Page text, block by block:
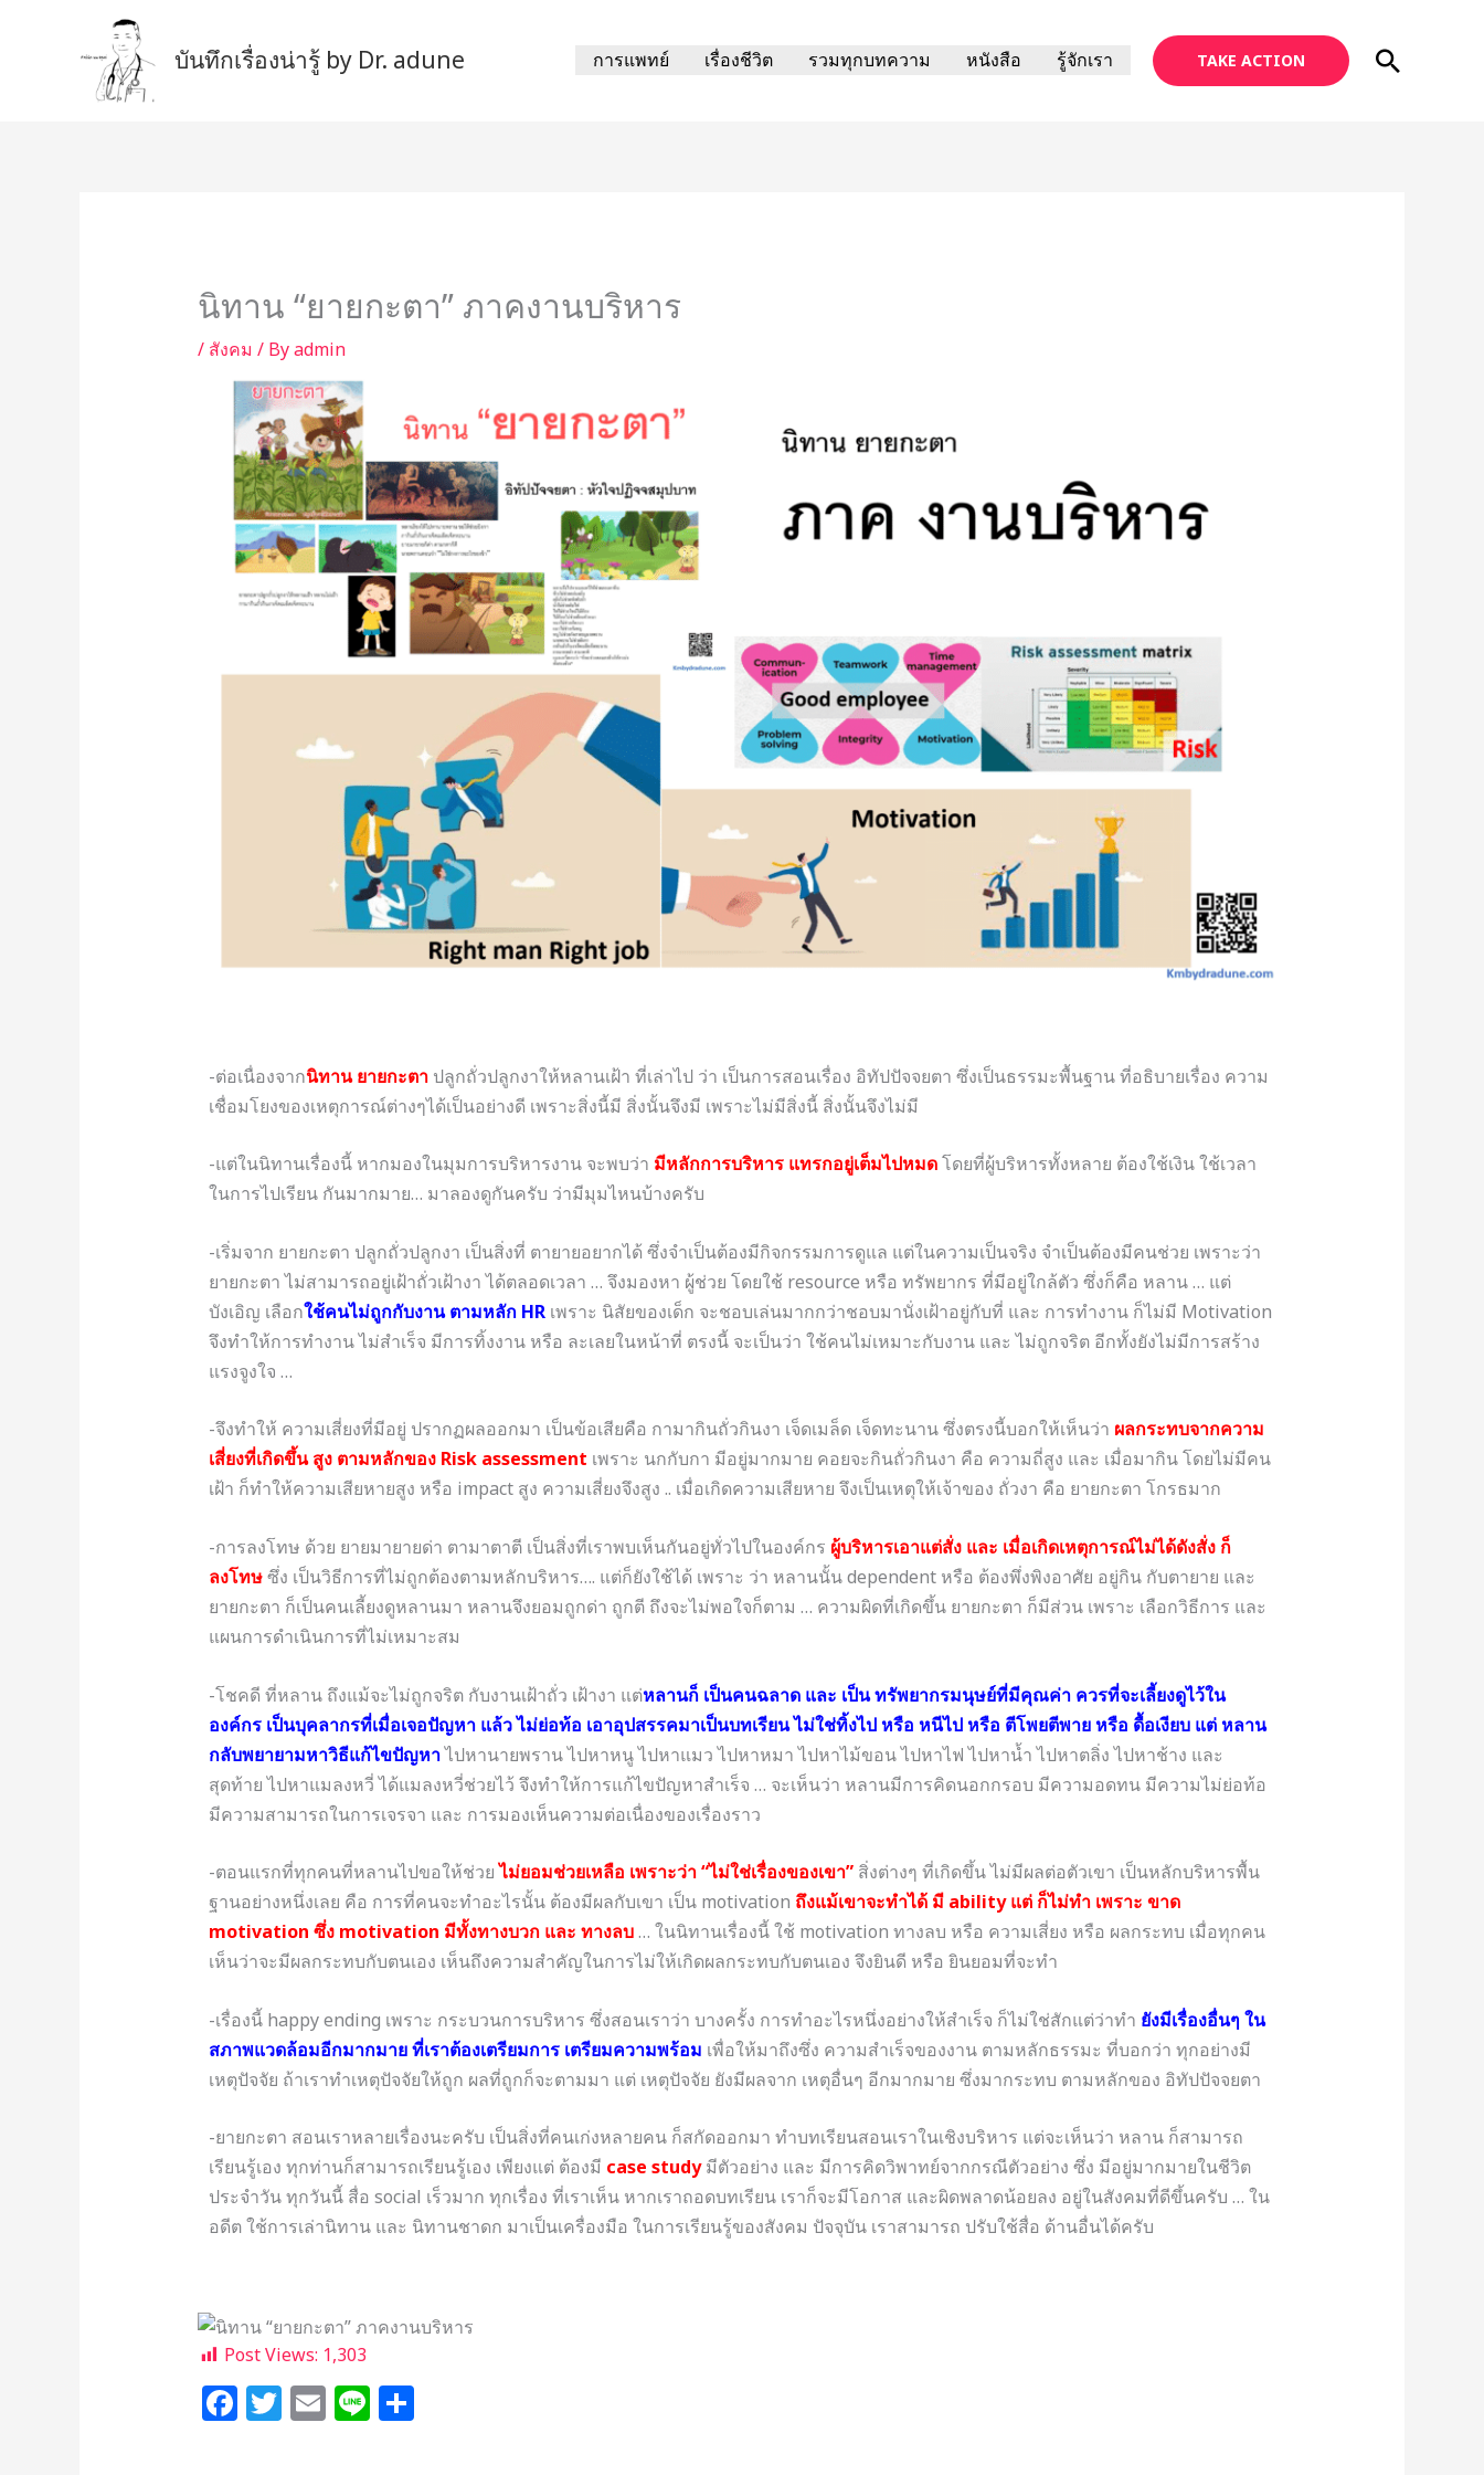
บันทึกเรื่องน่ารู้ by Dr. adune การแพทย์ เรื่องชีวิต รวมทุกบทความ หนังสือ รู้จักเรา TAKE ACTION Search
นิทาน “ยายกะตา” ภาคงานบริหาร
/ สังคม / Byadmin
-ต่อเนื่องจากนิทาน ยายกะตาปลูกถั่วปลูกงาให้หลานเฝ้า ที่เล่าไป ว่า เป็นการสอนเรื่อง อิทัปปัจจยตา ซึ่งเป็นธรรมะพื้นฐาน ที่อธิบายเรื่อง ความ
เชื่อมโยงของเหตุการณ์ต่างๆได้เป็นอย่างดี เพราะสิ่งนี้มี สิ่งนั้นจึงมี เพราะไม่มีสิ่งนี้ สิ่งนั้นจึงไม่มี
-แต่ในนิทานเรื่องนี้ หากมองในมุมการบริหารงาน จะพบว่า มีหลักการบริหาร แทรกอยู่เต็มไปหมดโดยที่ผู้บริหารทั้งหลาย ต้องใช้เงิน ใช้เวลา
ในการไปเรียน กันมากมาย… มาลองดูกันครับ ว่ามีมุมไหนบ้างครับ
-เริ่มจาก ยายกะตา ปลูกถั่วปลูกงา เป็นสิ่งที่ ตายายอยากได้ ซึ่งจำเป็นต้องมีกิจกรรมการดูแล แต่ในความเป็นจริง จำเป็นต้องมีคนช่วย เพราะว่า
ยายกะตา ไม่สามารถอยู่เฝ้าถั่วเฝ้างา ได้ตลอดเวลา … จึงมองหา ผู้ช่วย โดยใช้ resource หรือ ทรัพยากร ที่มีอยู่ใกล้ตัว ซึ่งก็คือ หลาน … แต่
บังเอิญ เลือกใช้คนไม่ถูกกับงาน ตามหลัก HRเพราะ นิสัยของเด็ก จะชอบเล่นมากกว่าชอบมานั่งเฝ้าอยู่กับที่ และ การทำงาน ก็ไม่มี Motivation
จึงทำให้การทำงาน ไม่สำเร็จ มีการทิ้งงาน หรือ ละเลยในหน้าที่ ตรงนี้ จะเป็นว่า ใช้คนไม่เหมาะกับงาน และ ไม่ถูกจริต อีกทั้งยังไม่มีการสร้าง
แรงจูงใจ …
-จึงทำให้ ความเสี่ยงที่มีอยู่ ปรากฏผลออกมา เป็นข้อเสียคือ กามากินถั่วกินงา เจ็ดเมล็ด เจ็ดทะนาน ซึ่งตรงนี้บอกให้เห็นว่า ผลกระทบจากความ
เสี่ยงที่เกิดขึ้น สูง ตามหลักของ Risk assessment เพราะ นกกับกา มีอยู่มากมาย คอยจะกินถั่วกินงา คือ ความถี่สูง และ เมื่อมากิน โดยไม่มีคน
เฝ้า ก็ทำให้ความเสียหายสูง หรือ impact สูง ความเสี่ยงจึงสูง .. เมื่อเกิดความเสียหาย จึงเป็นเหตุให้เจ้าของ ถั่วงา คือ ยายกะตา โกรธมาก
-การลงโทษ ด้วย ยายมายายด่า ตามาตาตี เป็นสิ่งที่เราพบเห็นกันอยู่ทั่วไปในองค์กร ผู้บริหารเอาแต่สั่ง และ เมื่อเกิดเหตุการณ์ไม่ได้ดังสั่ง ก็
ลงโทษซึ่ง เป็นวิธีการที่ไม่ถูกต้องตามหลักบริหาร…. แต่ก็ยังใช้ได้ เพราะ ว่า หลานนั้น dependent หรือ ต้องพึ่งพิงอาศัย อยู่กิน กับตายาย และ
ยายกะตา ก็เป็นคนเลี้ยงดูหลานมา หลานจึงยอมถูกด่า ถูกตี ถึงจะไม่พอใจก็ตาม … ความผิดที่เกิดขึ้น ยายกะตา ก็มีส่วน เพราะ เลือกวิธีการ และ
แผนการดำเนินการที่ไม่เหมาะสม
-โชคดี ที่หลาน ถึงแม้จะไม่ถูกจริต กับงานเฝ้าถั่ว เฝ้างา แต่หลานก็ เป็นคนฉลาด และ เป็น ทรัพยากรมนุษย์ที่มีคุณค่า ควรที่จะเลี้ยงดูไว้ใน
องค์กร เป็นบุคลากรที่เมื่อเจอปัญหา แล้ว ไม่ย่อท้อ เอาอุปสรรคมาเป็นบทเรียน ไม่ใช่ทิ้งไป หรือ หนีไป หรือ ตีโพยตีพาย หรือ ดื้อเงียบ แต่ หลาน
กลับพยายามหาวิธีแก้ไขปัญหาไปหานายพราน ไปหาหนู ไปหาแมว ไปหาหมา ไปหาไม้ขอน ไปหาไฟ ไปหาน้ำ ไปหาตลิ่ง ไปหาช้าง และ
สุดท้าย ไปหาแมลงหวี่ ได้แมลงหวี่ช่วยไว้ จึงทำให้การแก้ไขปัญหาสำเร็จ … จะเห็นว่า หลานมีการคิดนอกกรอบ มีความอดทน มีความไม่ย่อท้อ
มีความสามารถในการเจรจา และ การมองเห็นความต่อเนื่องของเรื่องราว
-ตอนแรกที่ทุกคนที่หลานไปขอให้ช่วยไม่ยอมช่วยเหลือ เพราะว่า “ไม่ใช่เรื่องของเขา” สิ่งต่างๆ ที่เกิดขึ้น ไม่มีผลต่อตัวเขา เป็นหลักบริหารพื้น
ฐานอย่างหนึ่งเลย คือ การที่คนจะทำอะไรนั้น ต้องมีผลกับเขา เป็น motivation ถึงแม้เขาจะทำได้ มี ability แต่ ก็ไม่ทำ เพราะ ขาด
motivation ซึ่ง motivation มีทั้งทางบวก และ ทางลบ… ในนิทานเรื่องนี้ ใช้ motivation ทางลบ หรือ ความเสี่ยง หรือ ผลกระทบ เมื่อทุกคน
เห็นว่าจะมีผลกระทบกับตนเอง เห็นถึงความสำคัญในการไม่ให้เกิดผลกระทบกับตนเอง จึงยินดี หรือ ยินยอมที่จะทำ
-เรื่องนี้ happy ending เพราะ กระบวนการบริหาร ซึ่งสอนเราว่า บางครั้ง การทำอะไรหนึ่งอย่างให้สำเร็จ ก็ไม่ใช่สักแต่ว่าทำ ยังมีเรื่องอื่นๆ ใน
สภาพแวดล้อมอีกมากมาย ที่เราต้องเตรียมการ เตรียมความพร้อม เพื่อให้มาถึงซึ่ง ความสำเร็จของงาน ตามหลักธรรมะ ที่บอกว่า ทุกอย่างมี
เหตุปัจจัย ถ้าเราทำเหตุปัจจัยให้ถูก ผลที่ถูกก็จะตามมา แต่ เหตุปัจจัย ยังมีผลจาก เหตุอื่นๆ อีกมากมาย ซึ่งมากระทบ ตามหลักของ อิทัปปัจจยตา
-ยายกะตา สอนเราหลายเรื่องนะครับ เป็นสิ่งที่คนเก่งหลายคน ก็สกัดออกมา ทำบทเรียนสอนเราในเชิงบริหาร แต่จะเห็นว่า หลาน ก็สามารถ
เรียนรู้เอง ทุกท่านก็สามารถเรียนรู้เอง เพียงแต่ ต้องมี case studyมีตัวอย่าง และ มีการคิดวิพาทย์จากกรณีตัวอย่าง ซึ่ง มีอยู่มากมายในชีวิต
ประจำวัน ทุกวันนี้ สื่อ social เร็วมาก ทุกเรื่อง ที่เราเห็น หากเราถอดบทเรียน เราก็จะมีโอกาส และผิดพลาดน้อยลง อยู่ในสังคมที่ดีขึ้นครับ … ใน
อดีต ใช้การเล่านิทาน และ นิทานชาดก มาเป็นเครื่องมือ ในการเรียนรู้ของสังคม ปัจจุบัน เราสามารถ ปรับใช้สื่อ ด้านอื่นได้ครับ
Post Views: 1,303
F T E Li S